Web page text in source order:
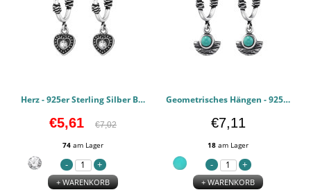
Herz - 925er Sterling Silber Bali Hoops PCJW48027
€5,61 €7,02
74 am Lager
+ WARENKORB
Geometrisches Hängen - 925er Sterling Silber Bali Hoops PCJW48026
€7,11
18 am Lager
+ WARENKORB